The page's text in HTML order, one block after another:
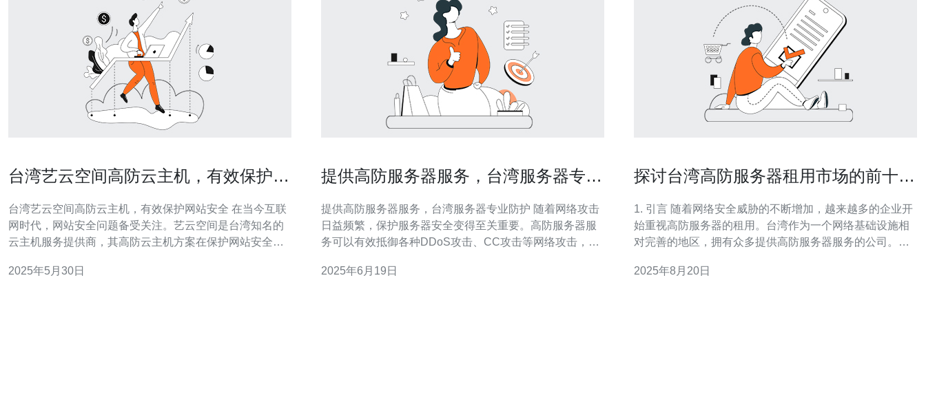
台湾艺云空间高防云主机，有效保护网
台湾艺云空间高防云主机，有效保护网站安全 在当今互联
网时代，网站安全问题备受关注。艺云空间是台湾知名的
云主机服务提供商，其高防云主机方案在保护网站安全方
为每个网站所有者必须重视的问题。高防云主机能够有效
2025年5月30日
提供高防服务器服务，台湾服务器专业
提供高防服务器服务，台湾服务器专业防护 随着网络攻击
日益频繁，保护服务器安全变得至关重要。高防服务器服
务可以有效抵御各种DDoS攻击、CC攻击等网络攻击，确
务器托管在台湾不仅能够获得稳定的网络环境，还能够享
2025年6月19日
探讨台湾高防服务器租用市场的前十名
1. 引言 随着网络安全威胁的不断增加，越来越多的企业开
始重视高防服务器的租用。台湾作为一个网络基础设施相
对完善的地区，拥有众多提供高防服务器服务的公司。本
讨，分析它们的服务特点及技术优势。 2. 高防服务器的定
2025年8月20日